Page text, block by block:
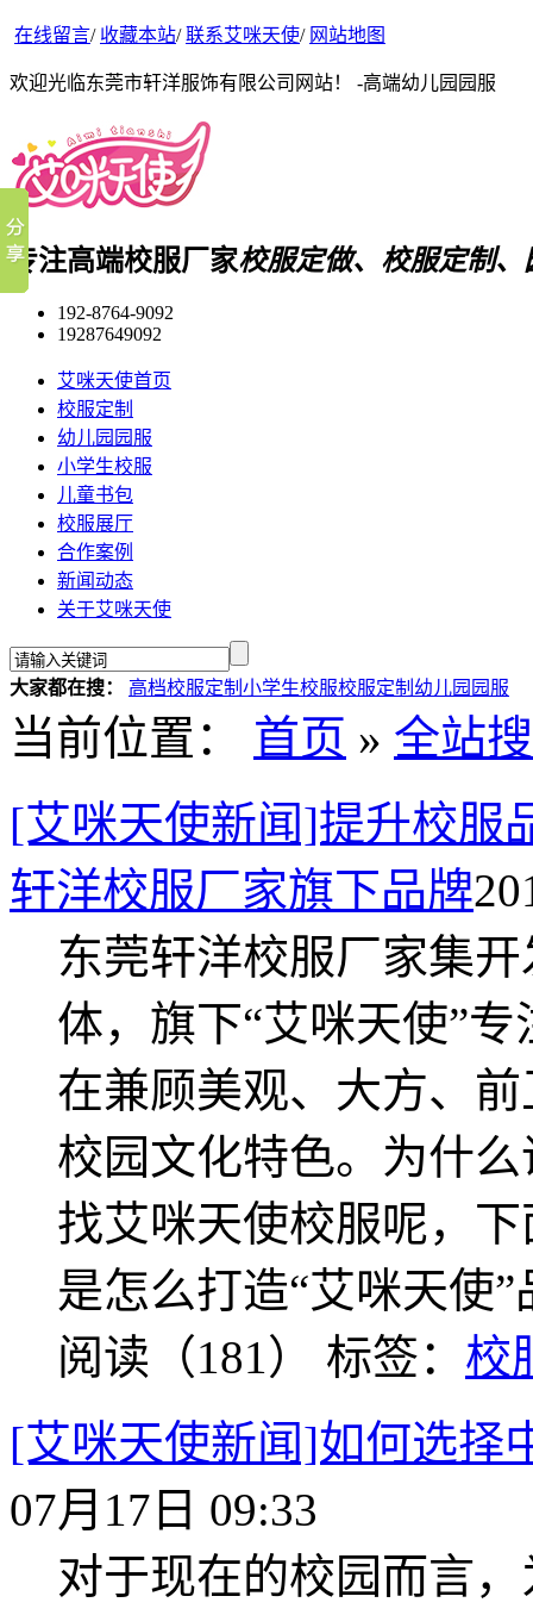
在线留言/ 收藏本站/联系艾咪天使/ 网站地图
欢迎光临东莞市轩洋服饰有限公司网站！ -高端幼儿园园服
专注高端校服厂家校服定做、校服定制
192-8764-9092
19287649092
艾咪天使首页
校服定制
幼儿园园服
小学生校服
儿童书包
校服展厅
合作案例
新闻动态
关于艾咪天使
大家都在搜： 高档校服定制 小学生校服校服定制 幼儿园园服
当前位置： 首页 » 全站
[艾咪天使新闻]提升校服
轩洋校服厂家旗下品牌
东莞轩洋校服厂家集
体，旗下“艾咪天使”专
在兼顾美观、大方、
校园文化特色。为什
找艾咪天使校服呢，
是怎么打造“艾咪天使”
阅读（181） 标签： 校
[艾咪天使新闻]如何选择
07月17日 09:33
对于现在的校园而言